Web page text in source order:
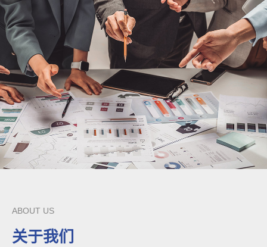
ABOUT US
关于我们